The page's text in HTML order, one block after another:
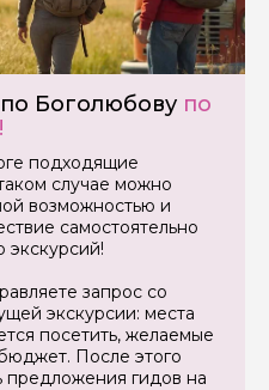
Боголюбову по
подходящие
случае можно
возможностью и
самостоятельно
экскурсий!
запрос со
экскурсии: места
посетить, желаемые
После этого
предложения гидов на
вопросы, можете их
персональных